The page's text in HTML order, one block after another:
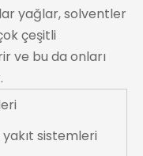
yağlar, solventler
çeşitli
ve bu da onları
sistemleri